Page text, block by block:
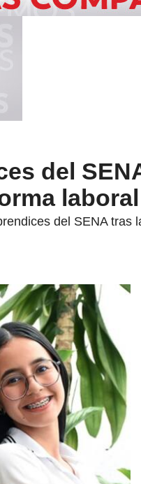
del
laboral
del SENA tras